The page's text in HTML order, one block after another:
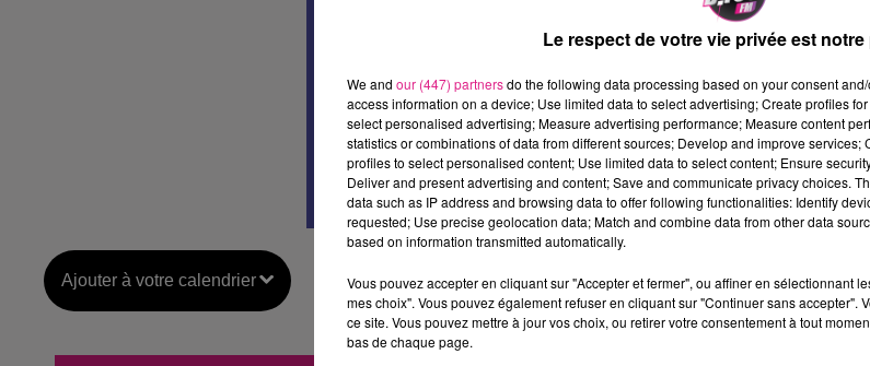
Ajouter à votre calendrier
Le respect de votre vie privée est
We and our (447) partnersdo the following data processing based on your consent
access information on a device; Use limited data to select advertising; Create profiles
select personalised advertising; Measure advertising performance; Measure content
statistics or combinations of data from different sources; Develop and improve
profiles to select personalised content; Use limited data to select content; Ensure
Deliver and present advertising and content; Save and communicate privacy choices.
data such as IP address and browsing data to offer following functionalities: Identify
requested; Use precise geolocation data; Match and combine data from other data
based on information transmitted automatically.
Vous pouvez accepter en cliquant sur "Accepter et fermer", ou affiner en sélectionnant
mes choix". Vous pouvez également refuser en cliquant sur "Continuer sans accepter".
ce site. Vous pouvez mettre à jour vos choix, ou retirer votre consentement à tout
bas de chaque page.